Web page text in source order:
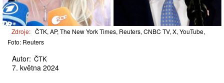
Zdroje: ČTK, AP, The New York Times, Reuters, CNBC TV, X, YouTube,
Foto: Reuters
Autor: ČTK
7. května 2024